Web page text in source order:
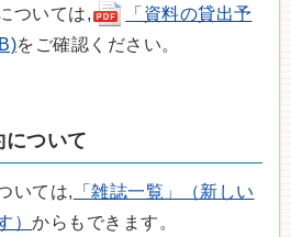
ついては,
「資料の貸出予
をご確認ください。
ついて
いては,
「雑誌一覧」（新しい
）からもできます。